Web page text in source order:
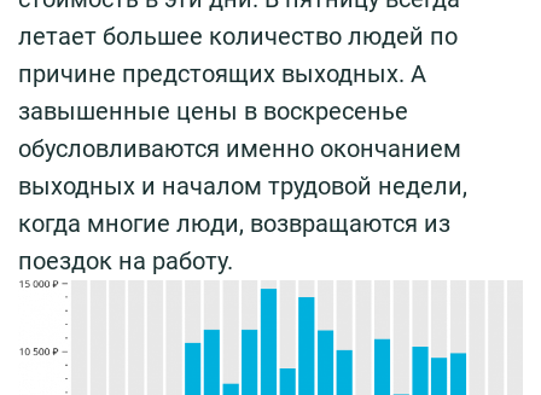
летает большее количество людей по
причине предстоящих выходных. А
завышенные цены в воскресенье
обусловливаются именно окончанием
выходных и началом трудовой недели,
когда многие люди, возвращаются из
поездок на работу.